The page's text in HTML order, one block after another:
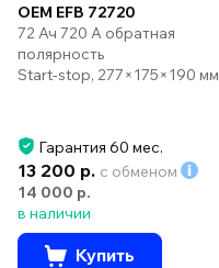
OEM EFB 72720
72 Ач 720 А обратная
полярность
Start-stop, 277×175×190 мм
Гарантия 60 мес.
13 200 р. с обменом
14 000 р.
в наличии
Купить